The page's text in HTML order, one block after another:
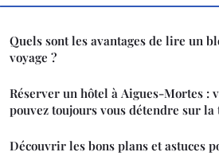
Quels sont les avantages de lire un
voyage ?
Réserver un hôtel à Aigues-Mortes :
pouvez toujours vous détendre sur la
Découvrir les bons plans et astuces